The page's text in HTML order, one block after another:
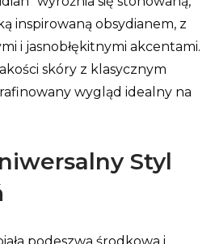
inspirowaną obsydianem, z
i jasnobłękitnymi akcentami.
skóry z klasycznym
wygląd idealny na
Styl